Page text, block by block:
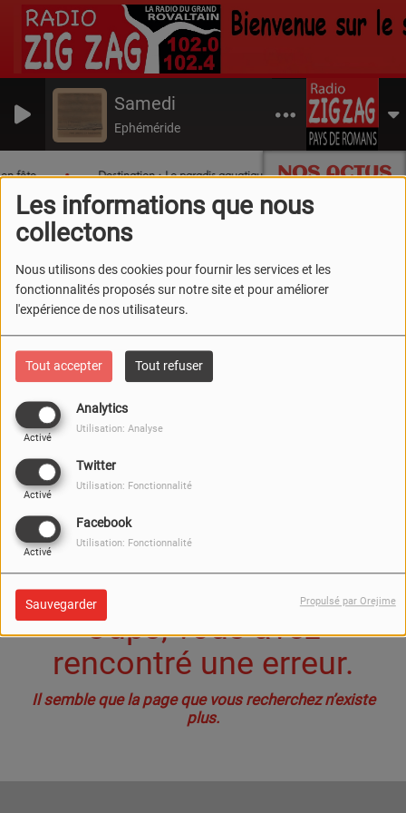
Les informations que nous
collectons
Nous utilisons des cookies pour fournir les services et les
fonctionnalités proposés sur notre site et pour améliorer
l'expérience de nos utilisateurs.
Tout accepter Tout refuser
Analytics
Activé
Utilisation: Analyse
Twitter
Activé
Utilisation: Fonctionnalité
Facebook
Activé
Utilisation: Fonctionnalité
Sauvegarder Propulsé par Orejime
Samedi
Ephéméride
NOS ACTUS
fête Destination : Le paradis aquatique du Sud Drôme !
Oups, vous avez
rencontré une erreur.
Il semble que la page que vous recherchez n’existe
plus.